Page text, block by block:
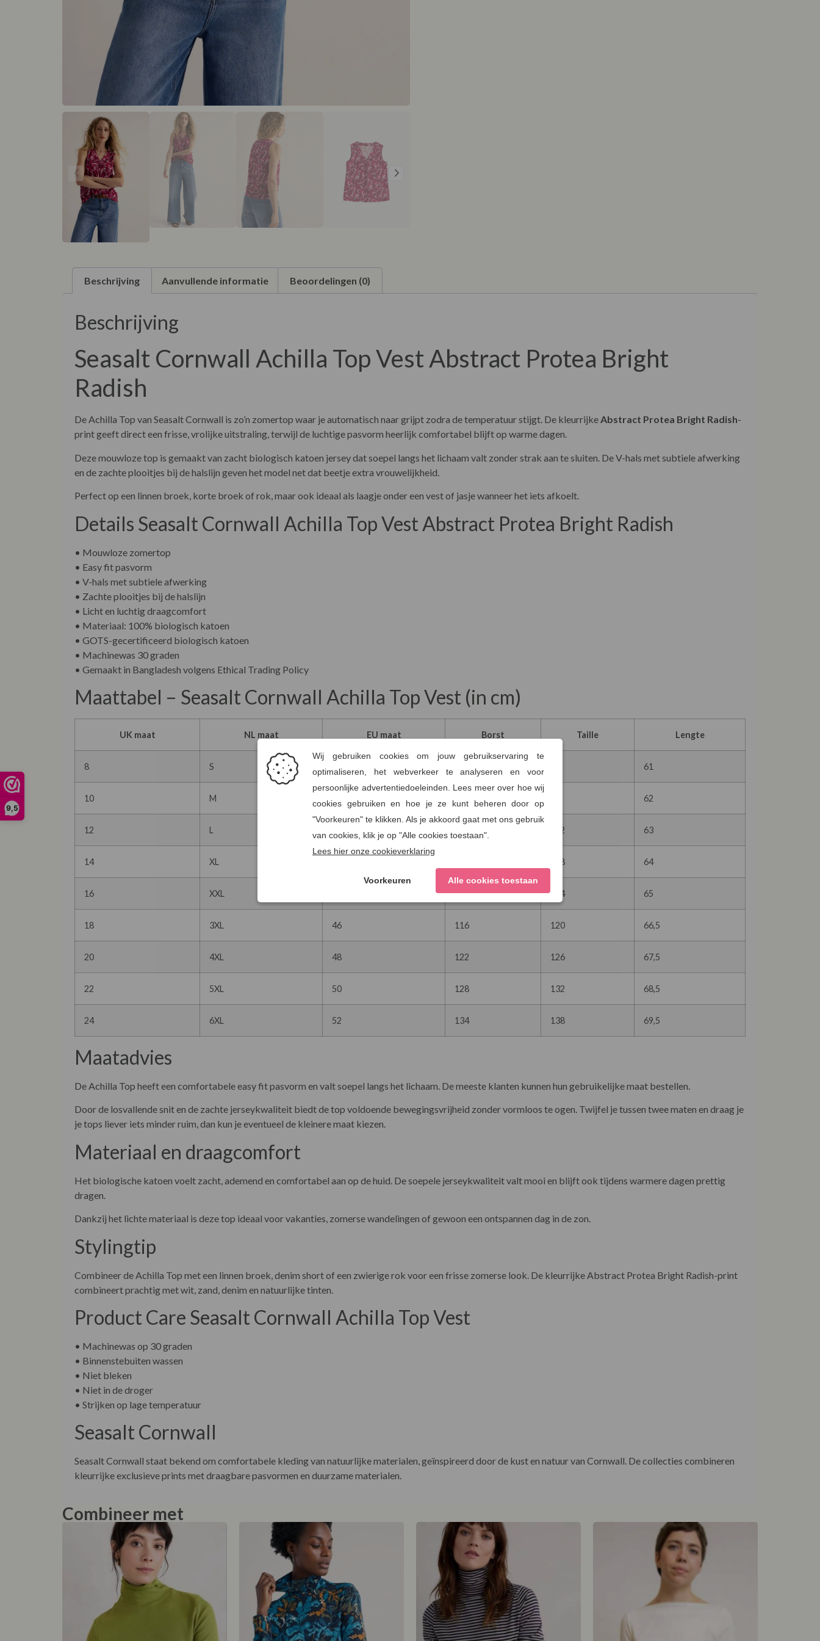
9,5
Beschrijving Aanvullende informatie Beoordelingen (0)
Beschrijving
Seasalt Cornwall Achilla Top Vest Abstract Protea Bright
Radish
De Achilla Top van Seasalt Cornwall is zo’n zomertop waar je automatisch naar grijpt zodra de temperatuur stijgt. De kleurrijkeAbstract Protea Bright Radish-
print geeft direct een frisse, vrolijke uitstraling, terwijl de luchtige pasvorm heerlijk comfortabel blijft op warme dagen.
Deze mouwloze top is gemaakt van zacht biologisch katoen jersey dat soepel langs het lichaam valt zonder strak aan te sluiten. De V-hals met subtiele afwerking
en de zachte plooitjes bij de halslijn geven het model net dat beetje extra vrouwelijkheid.
Perfect op een linnen broek, korte broek of rok, maar ook ideaal als laagje onder een vest of jasje wanneer het iets afkoelt.
Details Seasalt Cornwall Achilla Top Vest Abstract Protea Bright Radish
• Mouwloze zomertop
• Easy fit pasvorm
• V-hals met subtiele afwerking
• Zachte plooitjes bij de halslijn
• Licht en luchtig draagcomfort
• Materiaal: 100% biologisch katoen
• GOTS-gecertificeerd biologisch katoen
• Machinewas 30 graden
• Gemaakt in Bangladesh volgens Ethical Trading Policy
Maattabel – Seasalt Cornwall Achilla Top Vest (in cm)
UK maat NL maat EU maat Borst Taille Lengte
8 S 36 61
10 M 38 62
12 L 102 63
14 XL 108 64
16 XXL 110 114 65
18 3XL 46 116 120 66,5
20 4XL 48 122 126 67,5
22 5XL 50 128 132 68,5
24 6XL 52 134 138 69,5
Maatadvies
De Achilla Top heeft een comfortabele easy fit pasvorm en valt soepel langs het lichaam. De meeste klanten kunnen hun gebruikelijke maat bestellen.
Door de losvallende snit en de zachte jerseykwaliteit biedt de top voldoende bewegingsvrijheid zonder vormloos te ogen. Twijfel je tussen twee maten en draag je
je tops liever iets minder ruim, dan kun je eventueel de kleinere maat kiezen.
Materiaal en draagcomfort
Het biologische katoen voelt zacht, ademend en comfortabel aan op de huid. De soepele jerseykwaliteit valt mooi en blijft ook tijdens warmere dagen prettig
dragen.
Dankzij het lichte materiaal is deze top ideaal voor vakanties, zomerse wandelingen of gewoon een ontspannen dag in de zon.
Stylingtip
Combineer de Achilla Top met een linnen broek, denim short of een zwierige rok voor een frisse zomerse look. De kleurrijke Abstract Protea Bright Radish-print
combineert prachtig met wit, zand, denim en natuurlijke tinten.
Product Care Seasalt Cornwall Achilla Top Vest
• Machinewas op 30 graden
• Binnenstebuiten wassen
• Niet bleken
• Niet in de droger
• Strijken op lage temperatuur
Seasalt Cornwall
Seasalt Cornwall staat bekend om comfortabele kleding van natuurlijke materialen, geïnspireerd door de kust en natuur van Cornwall. De collecties combineren
kleurrijke exclusieve prints met draagbare pasvormen en duurzame materialen.
Combineer met